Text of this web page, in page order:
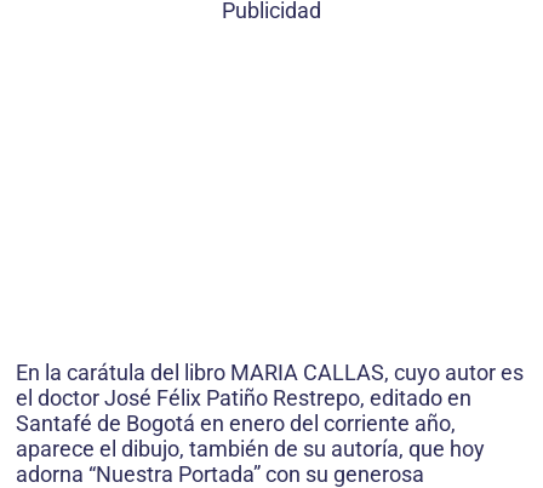
Publicidad
En la carátula del libro MARIA CALLAS, cuyo autor es
el doctor José Félix Patiño Restrepo, editado en
Santafé de Bogotá en enero del corriente año,
aparece el dibujo, también de su autoría, que hoy
adorna “Nuestra Portada” con su generosa